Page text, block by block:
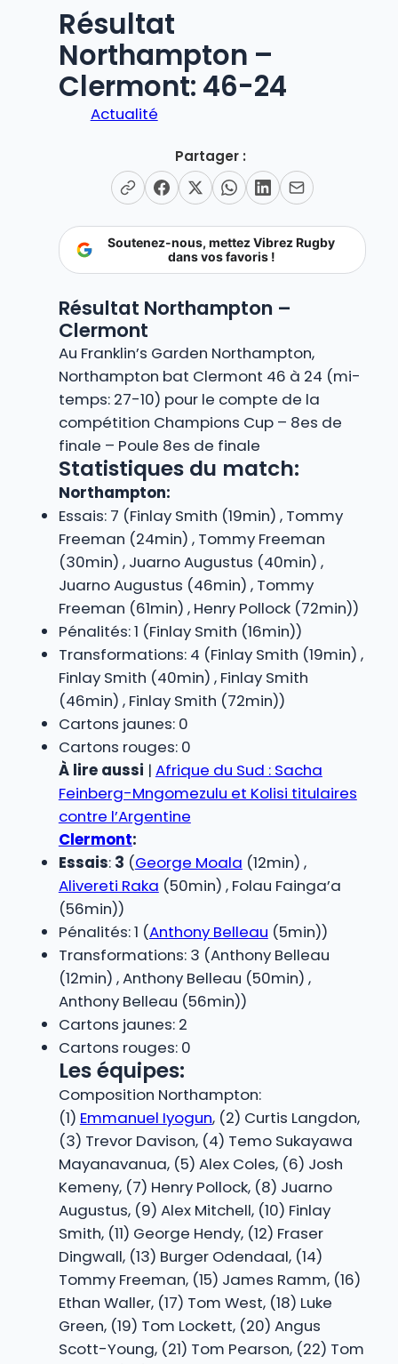
Résultat
Northampton –
Clermont: 46-24
Actualité
Partager :
Soutenez-nous, mettez Vibrez Rugby
dans vos favoris !
Résultat Northampton –
Clermont
Au Franklin’s Garden Northampton,
Northampton bat Clermont 46 à 24 (mi-
temps: 27-10) pour le compte de la
compétition Champions Cup – 8es de
finale – Poule 8es de finale
Statistiques du match:
Northampton:
Essais: 7 (Finlay Smith (19min) , Tommy
Freeman (24min) , Tommy Freeman
(30min) , Juarno Augustus (40min) ,
Juarno Augustus (46min) , Tommy
Freeman (61min) , Henry Pollock (72min))
Pénalités: 1 (Finlay Smith (16min))
Transformations: 4 (Finlay Smith (19min) ,
Finlay Smith (40min) , Finlay Smith
(46min) , Finlay Smith (72min))
Cartons jaunes: 0
Cartons rouges: 0
À lire aussi | Afrique du Sud : Sacha
Feinberg-Mngomezulu et Kolisi titulaires
contre l’Argentine
Clermont:
Essais: 3 (George Moala (12min) ,
Alivereti Raka (50min) , Folau Fainga’a
(56min))
Pénalités: 1 (Anthony Belleau (5min))
Transformations: 3 (Anthony Belleau
(12min) , Anthony Belleau (50min) ,
Anthony Belleau (56min))
Cartons jaunes: 2
Cartons rouges: 0
Les équipes:
Composition Northampton:
(1) Emmanuel Iyogun, (2) Curtis Langdon,
(3) Trevor Davison, (4) Temo Sukayawa
Mayanavanua, (5) Alex Coles, (6) Josh
Kemeny, (7) Henry Pollock, (8) Juarno
Augustus, (9) Alex Mitchell, (10) Finlay
Smith, (11) George Hendy, (12) Fraser
Dingwall, (13) Burger Odendaal, (14)
Tommy Freeman, (15) James Ramm, (16)
Ethan Waller, (17) Tom West, (18) Luke
Green, (19) Tom Lockett, (20) Angus
Scott-Young, (21) Tom Pearson, (22) Tom